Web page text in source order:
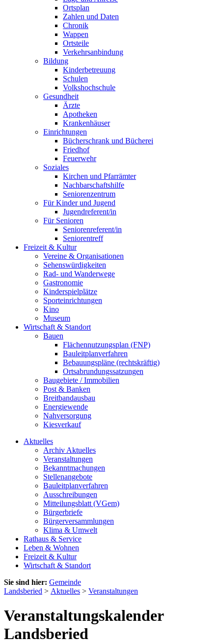
Ortsplan
Zahlen und Daten
Chronik
Wappen
Ortsteile
Verkehrsanbindung
Bildung
Kinderbetreuung
Schulen
Volkshochschule
Gesundheit
Ärzte
Apotheken
Krankenhäuser
Einrichtungen
Bücherschrank und Bücherei
Friedhof
Feuerwehr
Soziales
Kirchen und Pfarrämter
Nachbarschaftshilfe
Seniorenzentrum
Für Kinder und Jugend
Jugendreferent/in
Für Senioren
Seniorenreferent/in
Seniorentreff
Freizeit & Kultur
Vereine & Organisationen
Sehenswürdigkeiten
Rad- und Wanderwege
Gastronomie
Kinderspielplätze
Sporteinrichtungen
Kino
Museum
Wirtschaft & Standort
Bauen
Flächennutzungsplan (FNP)
Bauleitplanverfahren
Bebauungspläne (rechtskräftig)
Ortsabrundungssatzungen
Baugebiete / Immobilien
Post & Banken
Breitbandausbau
Energiewende
Nahversorgung
Kiesverkauf
Aktuelles
Archiv Aktuelles
Veranstaltungen
Bekanntmachungen
Stellenangebote
Bauleitplanverfahren
Ausschreibungen
Mitteilungsblatt (VGem)
Bürgerbriefe
Bürgerversammlungen
Klima & Umwelt
Rathaus & Service
Leben & Wohnen
Freizeit & Kultur
Wirtschaft & Standort
Sie sind hier: Gemeinde
Landsberied > Aktuelles > Veranstaltungen
Veranstaltungskalender
Landsberied